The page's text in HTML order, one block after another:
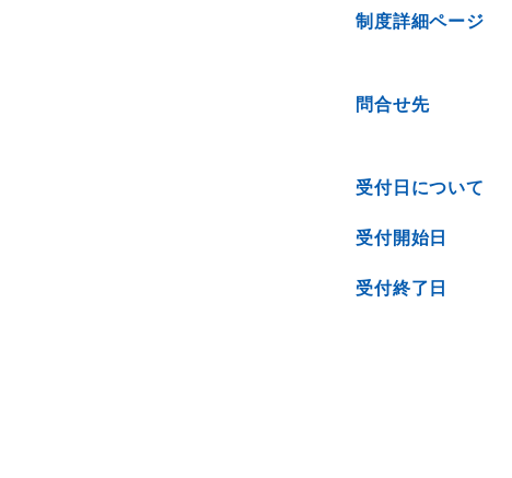
制度詳細ページ
問合せ先
受付日について
受付開始日
受付終了日